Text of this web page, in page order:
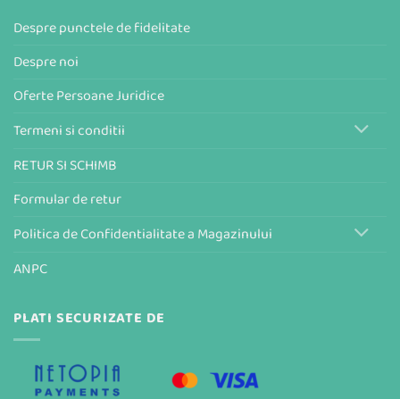
Despre punctele de fidelitate
Despre noi
Oferte Persoane Juridice
Termeni si conditii
RETUR SI SCHIMB
Formular de retur
Politica de Confidentialitate a Magazinului
ANPC
PLATI SECURIZATE DE